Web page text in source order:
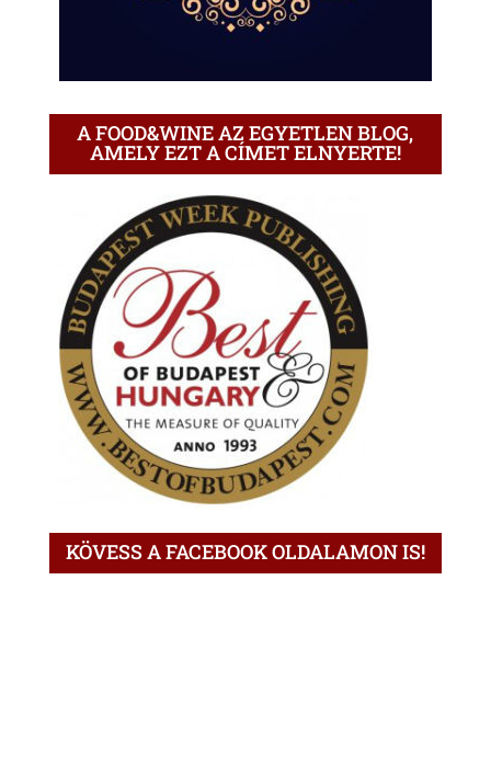
A FOOD&WINE AZ EGYETLEN BLOG,
AMELY EZT A CÍMET ELNYERTE!
KÖVESS A FACEBOOK OLDALAMON IS!